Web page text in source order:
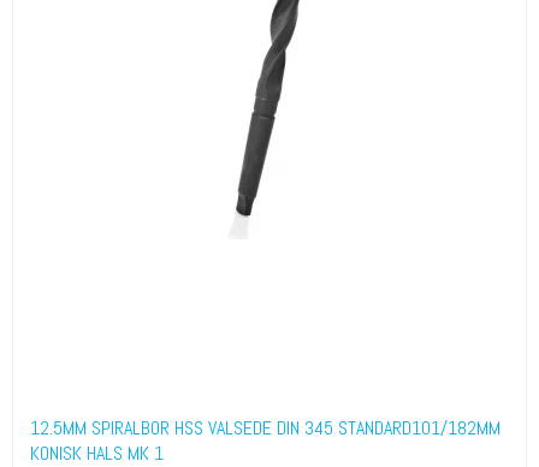
12.5MM SPIRALBOR HSS VALSEDE DIN 345 STANDARD101/182MM
KONISK HALS MK 1